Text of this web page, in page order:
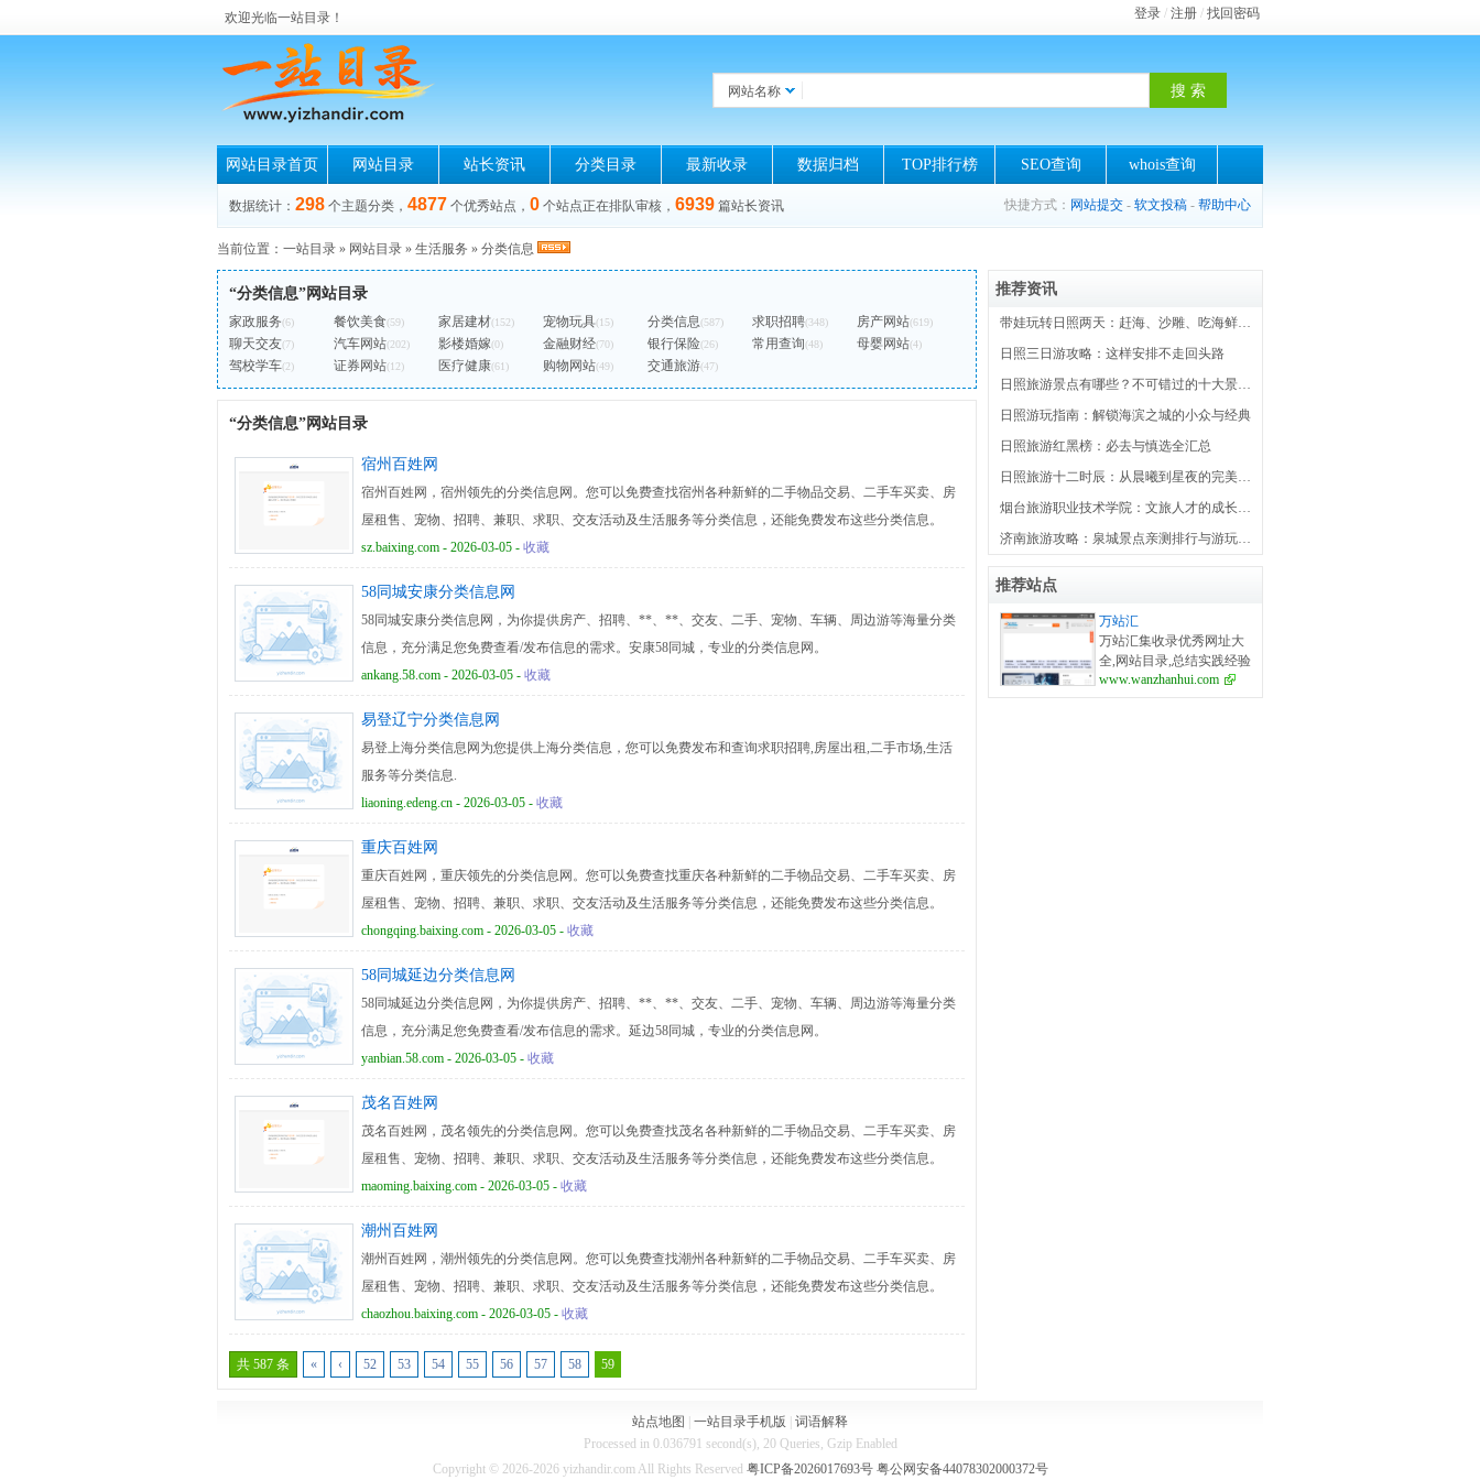
欢迎光临一站目录！ 登录 / 注册 / 找回密码
网站名称
网站目录首页 网站目录 站长资讯 分类目录 最新收录 数据归档 TOP排行榜 SEO查询 whois查询
数据统计： 298 个主题分类， 4877 个优秀站点， 0 个站点正在排队审核， 6939 篇站长资讯 快捷方式： 网站提交 - 软文投稿 - 帮助中心
当前位置： 一站目录 » 网站目录 » 生活服务 » 分类信息
“分类信息”网站目录
家政服务(6) 餐饮美食(59) 家居建材(152) 宠物玩具(15) 分类信息(587) 求职招聘(348) 房产网站(619)
聊天交友(7) 汽车网站(202) 影楼婚嫁(0) 金融财经(70) 银行保险(26) 常用查询(48) 母婴网站(4)
驾校学车(2) 证券网站(12) 医疗健康(61) 购物网站(49) 交通旅游(47)
“分类信息”网站目录
宿州百姓网
宿州百姓网，宿州领先的分类信息网。您可以免费查找宿州各种新鲜的二手物品交易、二手车买卖、房
屋租售、宠物、招聘、兼职、求职、交友活动及生活服务等分类信息，还能免费发布这些分类信息。
sz.baixing.com - 2026-03-05 - 收藏
58同城安康分类信息网
58同城安康分类信息网，为你提供房产、招聘、**、**、交友、二手、宠物、车辆、周边游等海量分类
信息，充分满足您免费查看/发布信息的需求。安康58同城，专业的分类信息网。
ankang.58.com - 2026-03-05 - 收藏
易登辽宁分类信息网
易登上海分类信息网为您提供上海分类信息，您可以免费发布和查询求职招聘,房屋出租,二手市场,生活
服务等分类信息.
liaoning.edeng.cn - 2026-03-05 - 收藏
重庆百姓网
重庆百姓网，重庆领先的分类信息网。您可以免费查找重庆各种新鲜的二手物品交易、二手车买卖、房
屋租售、宠物、招聘、兼职、求职、交友活动及生活服务等分类信息，还能免费发布这些分类信息。
chongqing.baixing.com - 2026-03-05 - 收藏
58同城延边分类信息网
58同城延边分类信息网，为你提供房产、招聘、**、**、交友、二手、宠物、车辆、周边游等海量分类
信息，充分满足您免费查看/发布信息的需求。延边58同城，专业的分类信息网。
yanbian.58.com - 2026-03-05 - 收藏
茂名百姓网
茂名百姓网，茂名领先的分类信息网。您可以免费查找茂名各种新鲜的二手物品交易、二手车买卖、房
屋租售、宠物、招聘、兼职、求职、交友活动及生活服务等分类信息，还能免费发布这些分类信息。
maoming.baixing.com - 2026-03-05 - 收藏
潮州百姓网
潮州百姓网，潮州领先的分类信息网。您可以免费查找潮州各种新鲜的二手物品交易、二手车买卖、房
屋租售、宠物、招聘、兼职、求职、交友活动及生活服务等分类信息，还能免费发布这些分类信息。
chaozhou.baixing.com - 2026-03-05 - 收藏
共 587 条 « ‹ 52 53 54 55 56 57 58 59
推荐资讯
带娃玩转日照两天：赶海、沙雕、吃海鲜全攻略
日照三日游攻略：这样安排不走回头路
日照旅游景点有哪些？不可错过的十大景点推荐
日照游玩指南：解锁海滨之城的小众与经典
日照旅游红黑榜：必去与慎选全汇总
日照旅游十二时辰：从晨曦到星夜的完美玩法
烟台旅游职业技术学院：文旅人才的成长密码
济南旅游攻略：泉城景点亲测排行与游玩建议
推荐站点
万站汇
万站汇集收录优秀网址大
全,网站目录,总结实践经验
分享.万站汇将以开放的心
www.wanzhanhui.com
站点地图 一站目录手机版
词语解释
Processed in 0.036791 second(s), 20 Queries, Gzip Enabled
Copyright © 2026-2026 yizhandir.com All Rights Reserved 粤ICP备2026017693号 粤公网安备44078302000372号